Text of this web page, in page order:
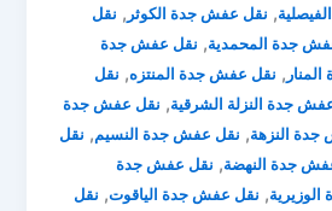
, نقل عفش جدة الكوثر , نقل
جدة المحمدية, نقل عفش جدة
, نقل عفش جدة المنتزه, نقل
جدة النزلة الشرقية, نقل عفش جدة
النزهة, نقل عفش جدة النسيم, نقل
جدة النهضة, نقل عفش جدة
, نقل عفش جدة الياقوت, نقل